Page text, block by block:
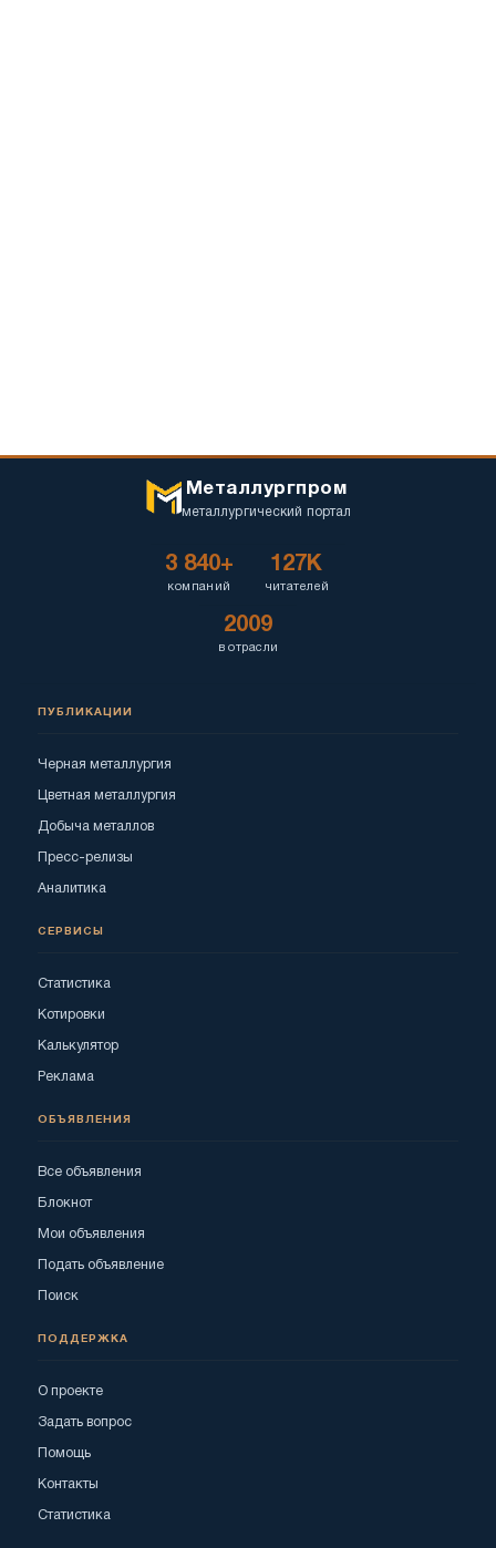
Металлургпром
металлургический портал
3 840+
компаний
127K
читателей
2009
в отрасли
ПУБЛИКАЦИИ
Черная металлургия
Цветная металлургия
Добыча металлов
Пресс-релизы
Аналитика
СЕРВИСЫ
Статистика
Котировки
Калькулятор
Реклама
ОБЪЯВЛЕНИЯ
Все объявления
Блокнот
Мои объявления
Подать объявление
Поиск
ПОДДЕРЖКА
О проекте
Задать вопрос
Помощь
Контакты
Статистика